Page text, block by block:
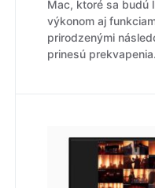
Mac, ktoré sa budú
výkonom aj
prirodzenými
prinesú prekvapenia.